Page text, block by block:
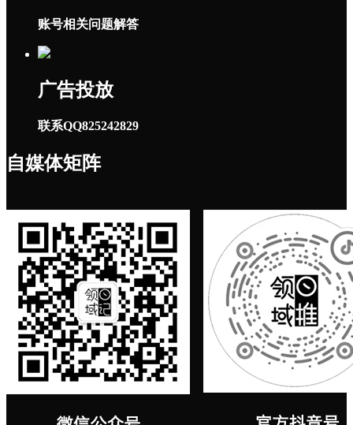
账号相关问题解答
广告投放
联系QQ825242829
自媒体矩阵